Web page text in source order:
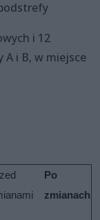
i 12
A i B, w miejsce
Po
zmianach